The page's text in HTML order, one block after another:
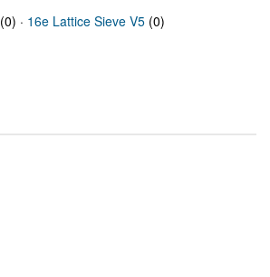
(0) · 16e Lattice Sieve V5 (0)